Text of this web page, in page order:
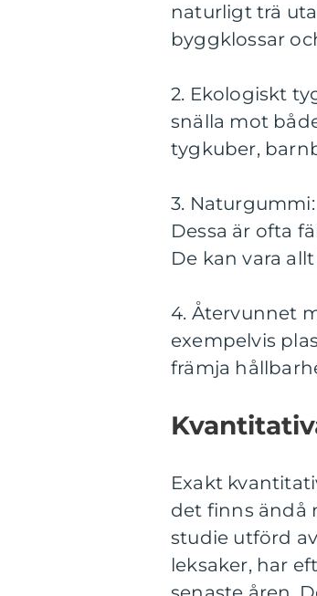
naturligt trä
byggklossar
2. Ekologiskt
snälla mot
tygkuber,
3.
Dessa är ofta
De kan vara
4. Återvunnet
exempelvis
främja
Exakt
det finns ändå
studie utförd
leksaker, har